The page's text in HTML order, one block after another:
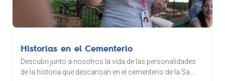
Historias en el Cementerio
Descubri junto a nosotros la vida de las personalidades
de la historia que descansan en el cementerio de la Sa...